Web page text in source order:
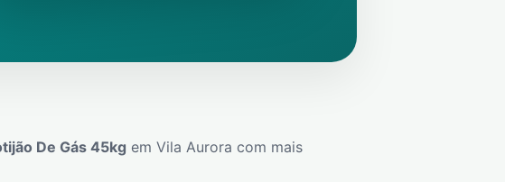
De Gás 45kg em Vila Aurora com mais